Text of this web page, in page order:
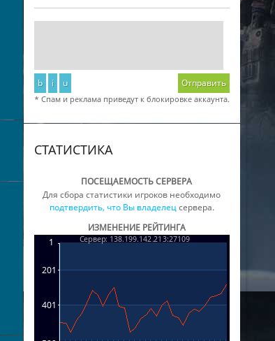
b i u Отправить
* Спам и реклама приведут к блокировке аккаунта.
СТАТИСТИКА
ПОСЕЩАЕМОСТЬ СЕРВЕРА
Для сбора статистики игроков необходимо
подтвердить, что Вы владелецсервера.
ИЗМЕНЕНИЕ РЕЙТИНГА